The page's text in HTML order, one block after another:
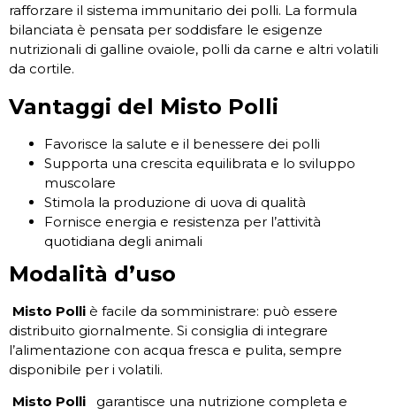
rafforzare il sistema immunitario dei polli. La formula
bilanciata è pensata per soddisfare le esigenze
nutrizionali di galline ovaiole, polli da carne e altri volatili
da cortile.
Vantaggi del Misto Polli
Favorisce la salute e il benessere dei polli
Supporta una crescita equilibrata e lo sviluppo
muscolare
Stimola la produzione di uova di qualità
Fornisce energia e resistenza per l’attività
quotidiana degli animali
Modalità d’uso
Misto Polli è facile da somministrare: può essere
distribuito giornalmente. Si consiglia di integrare
l’alimentazione con acqua fresca e pulita, sempre
disponibile per i volatili.
Misto Polli
garantisce una nutrizione completa e